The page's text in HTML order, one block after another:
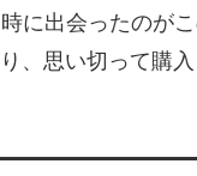
に出会ったのが
、思い切って購